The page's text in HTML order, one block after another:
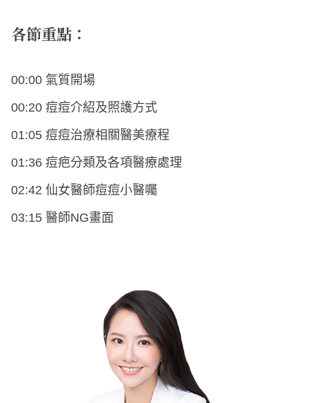
各節重點：
00:00 氣質開場
00:20 痘痘介紹及照護方式
01:05 痘痘治療相關醫美療程
01:36 痘疤分類及各項醫療處理
02:42 仙女醫師痘痘小醫囑
03:15 醫師NG畫面